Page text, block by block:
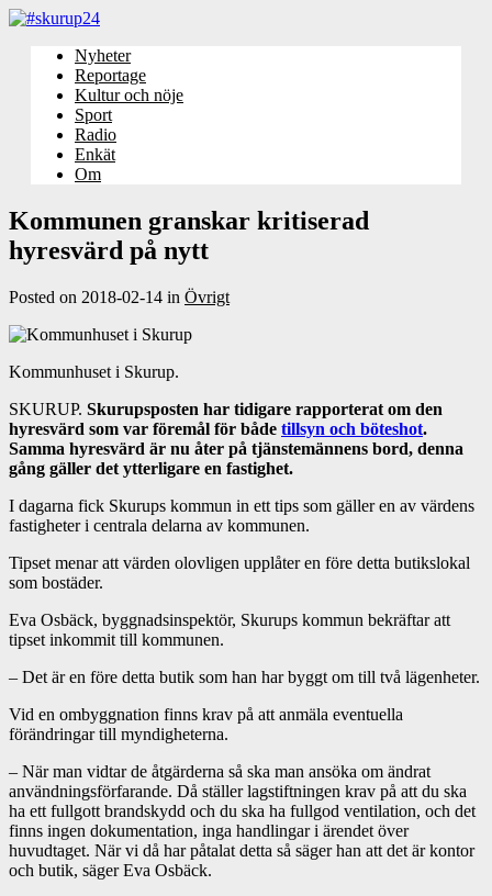
Nyheter
Reportage
Kultur och nöje
Sport
Radio
Enkät
Om
Kommunen granskar kritiserad
hyresvärd på nytt
Posted on 2018-02-14 in Övrigt
Kommunhuset i Skurup.
SKURUP. Skurupsposten har tidigare rapporterat om den
hyresvärd som var föremål för både tillsyn och böteshot.
Samma hyresvärd är nu åter på tjänstemännens bord, denna
gång gäller det ytterligare en fastighet.
I dagarna fick Skurups kommun in ett tips som gäller en av värdens
fastigheter i centrala delarna av kommunen.
Tipset menar att värden olovligen upplåter en före detta butikslokal
som bostäder.
Eva Osbäck, byggnadsinspektör, Skurups kommun bekräftar att
tipset inkommit till kommunen.
– Det är en före detta butik som han har byggt om till två lägenheter.
Vid en ombyggnation finns krav på att anmäla eventuella
förändringar till myndigheterna.
– När man vidtar de åtgärderna så ska man ansöka om ändrat
användningsförfarande. Då ställer lagstiftningen krav på att du ska
ha ett fullgott brandskydd och du ska ha fullgod ventilation, och det
finns ingen dokumentation, inga handlingar i ärendet över
huvudtaget. När vi då har påtalat detta så säger han att det är kontor
och butik, säger Eva Osbäck.